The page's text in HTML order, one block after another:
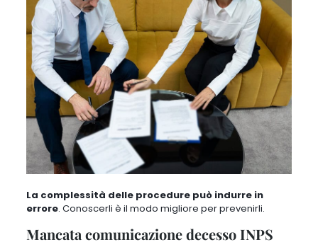
La complessità delle procedure può indurre in
errore. Conoscerli è il modo migliore per prevenirli.
Mancata comunicazione decesso INPS